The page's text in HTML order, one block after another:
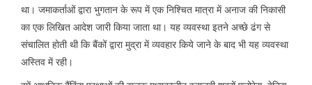
था। जमाकर्ताओं द्वारा भुगतान के रूप में एक निश्चित मात्रा में अनाज की निकासी
का एक लिखित आदेश जारी किया जाता था। यह व्यवस्था इतने अच्छे ढंग से
संचालित होती थी कि बैंकों द्वारा मुद्रा में व्यवहार किये जाने के बाद भी यह व्यवस्था
अस्तिव में रही।